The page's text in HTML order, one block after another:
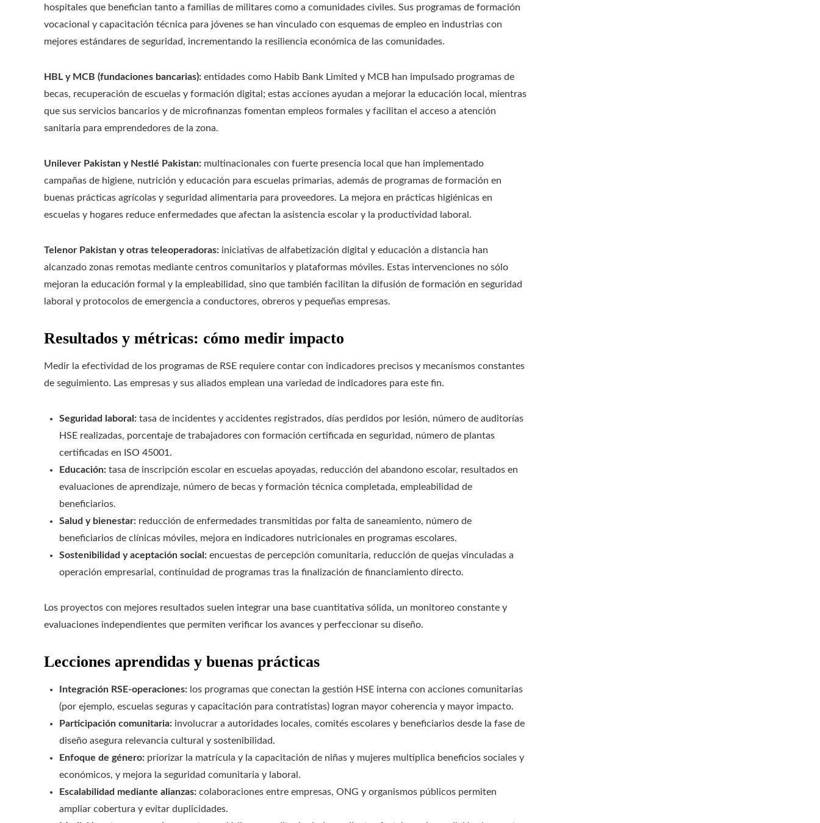
hospitales que benefician tanto a familias de militares como a comunidades civiles. Sus programas de formación
vocacional y capacitación técnica para jóvenes se han vinculado con esquemas de empleo en industrias con
mejores estándares de seguridad, incrementando la resiliencia económica de las comunidades.
HBL y MCB (fundaciones bancarias): entidades como Habib Bank Limited y MCB han impulsado programas de
becas, recuperación de escuelas y formación digital; estas acciones ayudan a mejorar la educación local, mientras
que sus servicios bancarios y de microfinanzas fomentan empleos formales y facilitan el acceso a atención
sanitaria para emprendedores de la zona.
Unilever Pakistan y Nestlé Pakistan: multinacionales con fuerte presencia local que han implementado
campañas de higiene, nutrición y educación para escuelas primarias, además de programas de formación en
buenas prácticas agrícolas y seguridad alimentaria para proveedores. La mejora en prácticas higiénicas en
escuelas y hogares reduce enfermedades que afectan la asistencia escolar y la productividad laboral.
Telenor Pakistan y otras teleoperadoras: iniciativas de alfabetización digital y educación a distancia han
alcanzado zonas remotas mediante centros comunitarios y plataformas móviles. Estas intervenciones no sólo
mejoran la educación formal y la empleabilidad, sino que también facilitan la difusión de formación en seguridad
laboral y protocolos de emergencia a conductores, obreros y pequeñas empresas.
Resultados y métricas: cómo medir impacto
Medir la efectividad de los programas de RSE requiere contar con indicadores precisos y mecanismos constantes
de seguimiento. Las empresas y sus aliados emplean una variedad de indicadores para este fin.
Seguridad laboral: tasa de incidentes y accidentes registrados, días perdidos por lesión, número de auditorías
HSE realizadas, porcentaje de trabajadores con formación certificada en seguridad, número de plantas
certificadas en ISO 45001.
Educación: tasa de inscripción escolar en escuelas apoyadas, reducción del abandono escolar, resultados en
evaluaciones de aprendizaje, número de becas y formación técnica completada, empleabilidad de
beneficiarios.
Salud y bienestar: reducción de enfermedades transmitidas por falta de saneamiento, número de
beneficiarios de clínicas móviles, mejora en indicadores nutricionales en programas escolares.
Sostenibilidad y aceptación social: encuestas de percepción comunitaria, reducción de quejas vinculadas a
operación empresarial, continuidad de programas tras la finalización de financiamiento directo.
Los proyectos con mejores resultados suelen integrar una base cuantitativa sólida, un monitoreo constante y
evaluaciones independientes que permiten verificar los avances y perfeccionar su diseño.
Lecciones aprendidas y buenas prácticas
Integración RSE-operaciones: los programas que conectan la gestión HSE interna con acciones comunitarias
(por ejemplo, escuelas seguras y capacitación para contratistas) logran mayor coherencia y mayor impacto.
Participación comunitaria: involucrar a autoridades locales, comités escolares y beneficiarios desde la fase de
diseño asegura relevancia cultural y sostenibilidad.
Enfoque de género: priorizar la matrícula y la capacitación de niñas y mujeres multiplica beneficios sociales y
económicos, y mejora la seguridad comunitaria y laboral.
Escalabilidad mediante alianzas: colaboraciones entre empresas, ONG y organismos públicos permiten
ampliar cobertura y evitar duplicidades.